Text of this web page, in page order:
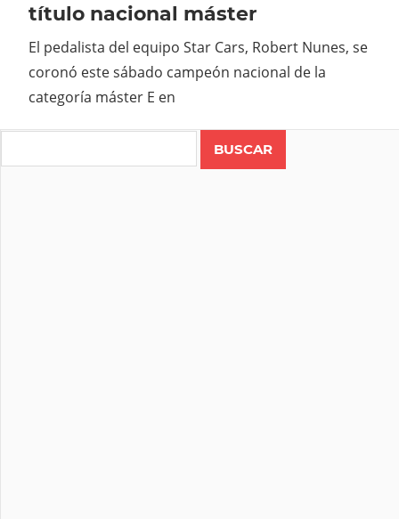
título nacional máster
El pedalista del equipo Star Cars, Robert Nunes, se
coronó este sábado campeón nacional de la
categoría máster E en